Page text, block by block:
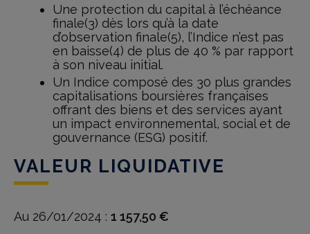
Une protection du capital à l’échéance
finale(3) dès lors qu’à la date
d’observation finale(5), l’Indice n’est pas
en baisse(4) de plus de 40 % par rapport
à son niveau initial.
Un Indice composé des 30 plus grandes
capitalisations boursières françaises
offrant des biens et des services ayant
un impact environnemental, social et de
gouvernance (ESG) positif.
VALEUR LIQUIDATIVE
Au 26/01/2024 : 1 157,50 €